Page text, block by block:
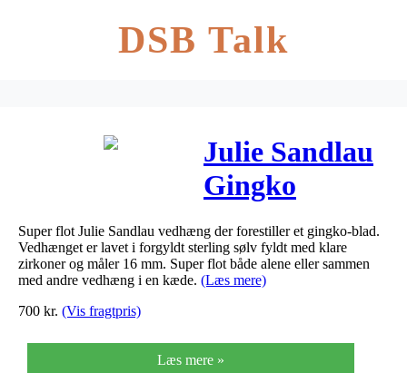
DSB Talk
Julie Sandlau
Gingko
vedhæng i
forgyldt med
cz,
Super flot Julie Sandlau vedhæng der forestiller et gingko-blad.
Vedhænget er lavet i forgyldt sterling sølv fyldt med klare
zirkoner og måler 16 mm. Super flot både alene eller sammen
med andre vedhæng i en kæde. (Læs mere)
700 kr. (Vis fragtpris)
Læs mere »